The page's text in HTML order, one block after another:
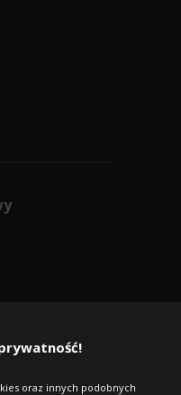
oraz innych podobnych
24opony.pl